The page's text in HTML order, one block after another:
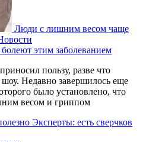
Люди с лишним весом чаще
этим заболеванием
пользу, разве что
Недавно завершилось еще
было установлено, что
весом и гриппом
Эксперты: есть сверчков